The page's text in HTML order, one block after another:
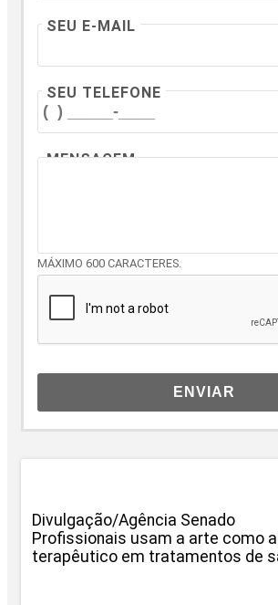
SEU E-MAIL
SEU TELEFONE
MENSAGEM
MÁXIMO 600 CARACTERES.
ENVIAR
Divulgação/Agência Senado
Profissionais usam a arte como
terapêutico em tratamentos de